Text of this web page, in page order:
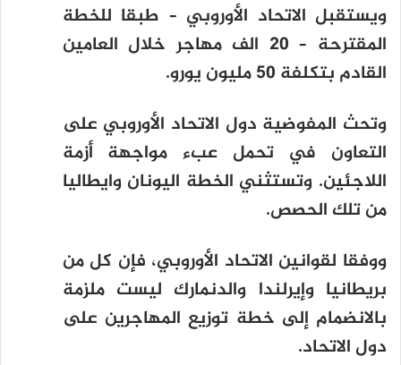
ويستقبل الاتحاد الأوروبي – طبقا للخطة
المقترحة – 20 الف مهاجر خلال العامين
القادم بتكلفة 50 مليون يورو.
وتحث المفوضية دول الاتحاد الأوروبي على
التعاون في تحمل عبء مواجهة أزمة
اللاجئين. وتستثني الخطة اليونان وايطاليا
من تلك الحصص.
ووفقا لقوانين الاتحاد الأوروبي، فإن كل من
بريطانيا وإيرلندا والدنمارك ليست ملزمة
بالانضمام إلى خطة توزيع المهاجرين على
دول الاتحاد.